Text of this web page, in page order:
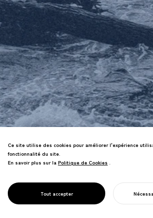
DESIGN POUR LA
RÉSILIENCE
Nous créons
s'adapter à
d'urgence et
aux
Ce site utilise des cookies pour améliorer l'expérience
fonctionnalité du site.
En savoir plus sur la Politique de Cookies
Politique de Cookies .
Tout accepter